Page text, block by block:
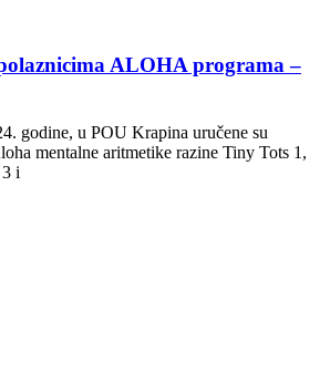
ALOHA programa –
godine, u POU Krapina uručene su
mentalne aritmetike razine Tiny Tots 1,
i